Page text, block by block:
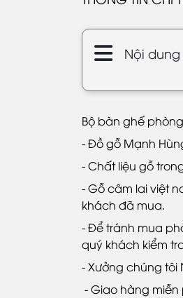
Nội
Bộ bàn ghế
- Đồ gỗ Mạnh
- Chất liệu gỗ
- Gỗ câm lai việt
khách đã mua.
- Để tránh mua
quý khách kiểm
- Xưởng chúng
- Giao hàng miễn